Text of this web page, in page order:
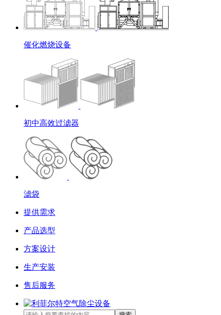
催化燃烧设备
初中高效过滤器
滤袋
提供需求
产品选型
方案设计
生产安装
售后服务